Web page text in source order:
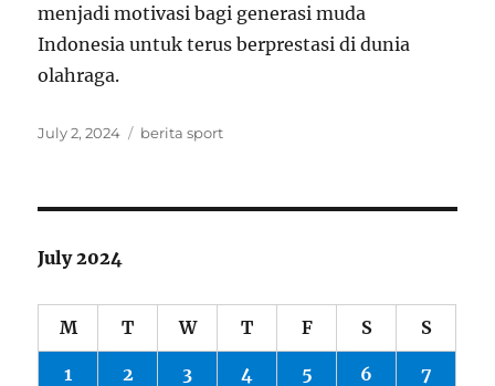
menjadi motivasi bagi generasi muda
Indonesia untuk terus berprestasi di dunia
olahraga.
Posted
July 2, 2024 Tags
berita sport
July 2024
M T W T F S S
1 2 3 4 5 6 7